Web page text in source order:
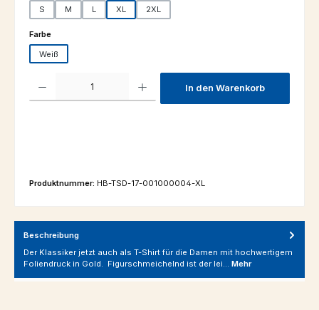
S M L XL 2XL
Farbeauswählen
Weiß
In den Warenkorb
Produktnummer: HB-TSD-17-001000004-XL
Beschreibung
Der Klassiker jetzt auch als T-Shirt für die Damen mit hochwertigem
Foliendruck in Gold. Figurschmeichelnd ist der lei… Mehr